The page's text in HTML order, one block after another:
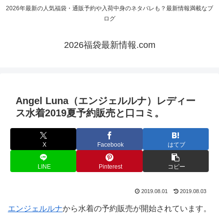
2026年最新の人気福袋・通販予約や入荷中身のネタバレも？最新情報満載なブ
ログ
2026福袋最新情報.com
Angel Luna（エンジェルルナ）レディー
ス水着2019夏予約販売と口コミ。
X Facebook はてブ
LINE Pinterest コピー
2019.08.01 2019.08.03
エンジェルルナから水着の予約販売が開始されています。